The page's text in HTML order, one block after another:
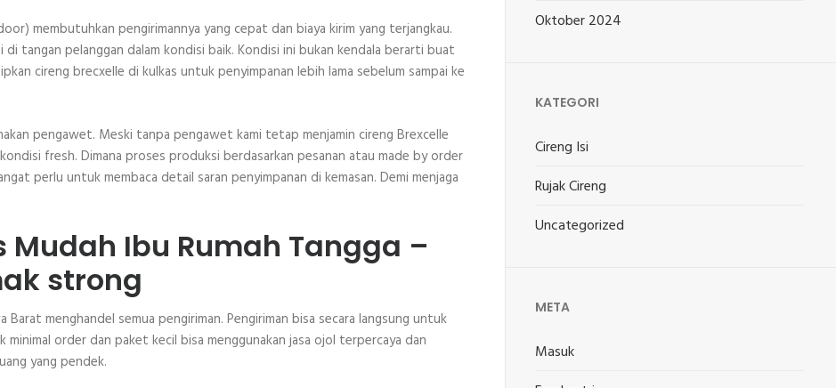
membutuhkan pengirimannya yang cepat dan biaya kirim yang terjangkau.
di tangan pelanggan dalam kondisi baik. Kondisi ini bukan kendala berarti buat
cireng brecxelle di kulkas untuk penyimpanan lebih lama sebelum sampai ke
pengawet. Meski tanpa pengawet kami tetap menjamin cireng Brexcelle
fresh. Dimana proses produksi berdasarkan pesanan atau made by order
perlu untuk membaca detail saran penyimpanan di kemasan. Demi menjaga
Mudah Ibu Rumah Tangga –
strong
menghandel semua pengiriman. Pengiriman bisa secara langsung untuk
order dan paket kecil bisa menggunakan jasa ojol terpercaya dan
yang pendek.
Oktober 2024
KATEGORI
Cireng Isi
Rujak Cireng
Uncategorized
META
Masuk